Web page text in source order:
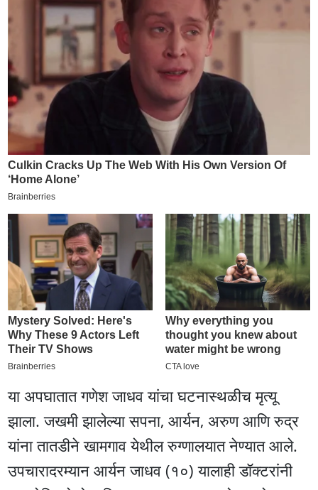
या अपघातात गणेश जाधव यांचा घटनास्थळीच मृत्यू
झाला. जखमी झालेल्या सपना, आर्यन, अरुण आणि रुद्र
यांना तातडीने खामगाव येथील रुग्णालयात नेण्यात आले.
उपचारादरम्यान आर्यन जाधव (१०) यालाही डॉक्टरांनी